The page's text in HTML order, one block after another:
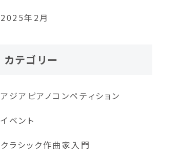
2025年2月
カテゴリー
アジアピアノコンペティション
イベント
クラシック作曲家入門